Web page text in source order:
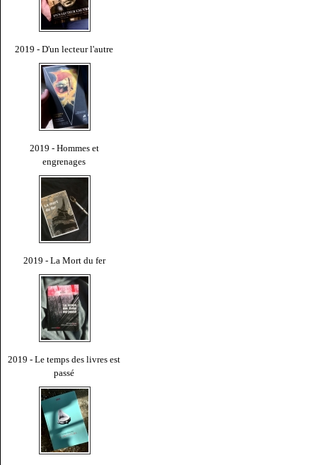
2019 - D'un lecteur l'autre
2019 - Hommes et
engrenages
2019 - La Mort du fer
2019 - Le temps des livres est
passé